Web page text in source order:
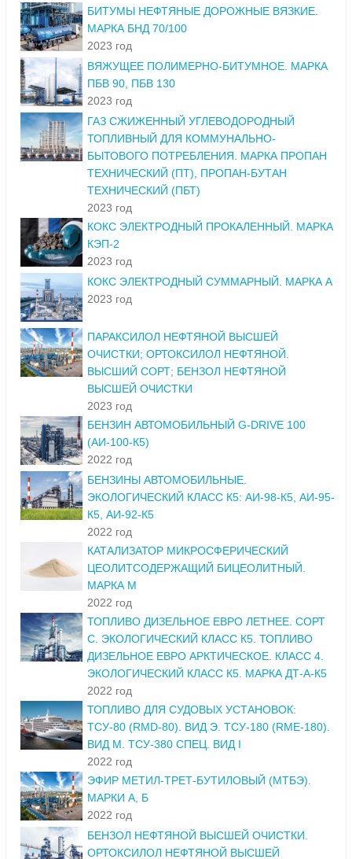
БИТУМЫ НЕФТЯНЫЕ ДОРОЖНЫЕ ВЯЗКИЕ.
МАРКА БНД 70/100
2023 год
ВЯЖУЩЕЕ ПОЛИМЕРНО-БИТУМНОЕ. МАРКА
ПБВ 90, ПБВ 130
2023 год
ГАЗ СЖИЖЕННЫЙ УГЛЕВОДОРОДНЫЙ
ТОПЛИВНЫЙ ДЛЯ КОММУНАЛЬНО-
БЫТОВОГО ПОТРЕБЛЕНИЯ. МАРКА ПРОПАН
ТЕХНИЧЕСКИЙ (ПТ), ПРОПАН-БУТАН
ТЕХНИЧЕСКИЙ (ПБТ)
2023 год
КОКС ЭЛЕКТРОДНЫЙ ПРОКАЛЕННЫЙ. МАРКА
КЭП-2
2023 год
КОКС ЭЛЕКТРОДНЫЙ СУММАРНЫЙ. МАРКА А
2023 год
ПАРАКСИЛОЛ НЕФТЯНОЙ ВЫСШЕЙ
ОЧИСТКИ; ОРТОКСИЛОЛ НЕФТЯНОЙ.
ВЫСШИЙ СОРТ; БЕНЗОЛ НЕФТЯНОЙ
ВЫСШЕЙ ОЧИСТКИ
2023 год
БЕНЗИН АВТОМОБИЛЬНЫЙ G-DRIVE 100
(АИ-100-К5)
2022 год
БЕНЗИНЫ АВТОМОБИЛЬНЫЕ.
ЭКОЛОГИЧЕСКИЙ КЛАСС К5: АИ-98-К5, АИ-95-
К5, АИ-92-К5
2022 год
КАТАЛИЗАТОР МИКРОСФЕРИЧЕСКИЙ
ЦЕОЛИТСОДЕРЖАЩИЙ БИЦЕОЛИТНЫЙ.
МАРКА М
2022 год
ТОПЛИВО ДИЗЕЛЬНОЕ ЕВРО ЛЕТНЕЕ. СОРТ
С. ЭКОЛОГИЧЕСКИЙ КЛАСС К5. ТОПЛИВО
ДИЗЕЛЬНОЕ ЕВРО АРКТИЧЕСКОЕ. КЛАСС 4.
ЭКОЛОГИЧЕСКИЙ КЛАСС К5. МАРКА ДТ-А-К5
2022 год
ТОПЛИВО ДЛЯ СУДОВЫХ УСТАНОВОК:
ТСУ-80 (RMD-80). ВИД Э. ТСУ-180 (RME-180).
ВИД М. ТСУ-380 СПЕЦ. ВИД I
2022 год
ЭФИР МЕТИЛ-ТРЕТ-БУТИЛОВЫЙ (МТБЭ).
МАРКИ А, Б
2022 год
БЕНЗОЛ НЕФТЯНОЙ ВЫСШЕЙ ОЧИСТКИ.
ОРТОКСИЛОЛ НЕФТЯНОЙ ВЫСШЕЙ